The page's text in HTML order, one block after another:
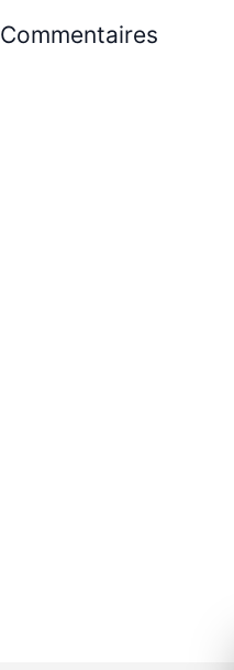
Commentaires